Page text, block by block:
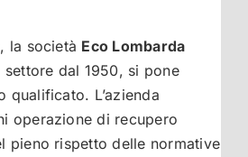
la società Eco Lombarda
settore dal 1950, si pone
qualificato. L’azienda
operazione di recupero
pieno rispetto delle normative